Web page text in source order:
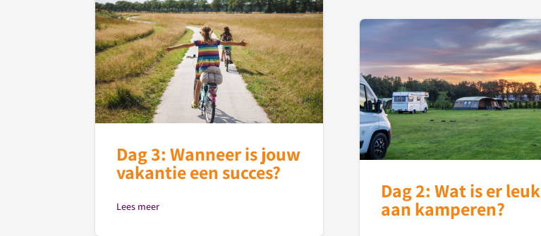
Dag 3: Wanneer is jouw
vakantie een succes?
Lees meer
Dag 2: Wat is er leuk
aan kamperen?